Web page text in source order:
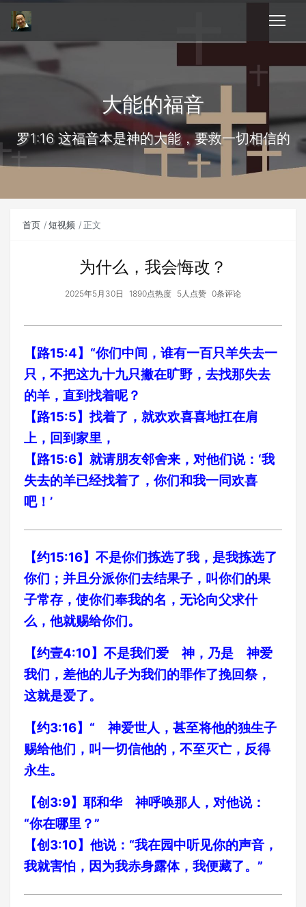
大能的福音
罗1:16 这福音本是神的大能，要救一切相信的
首页 短视频 正文
为什么，我会悔改？
2025年5月30日 1890点热度 5人点赞 0条评论
【路15:4】“你们中间，谁有一百只羊失去一
只，不把这九十九只撇在旷野，去找那失去
的羊，直到找着呢？
【路15:5】找着了，就欢欢喜喜地扛在肩
上，回到家里，
【路15:6】就请朋友邻舍来，对他们说：‘我
失去的羊已经找着了，你们和我一同欢喜
吧！’
【约15:16】不是你们拣选了我，是我拣选了
你们；并且分派你们去结果子，叫你们的果
子常存，使你们奉我的名，无论向父求什
么，他就赐给你们。
【约壹4:10】不是我们爱 神，乃是 神爱
我们，差他的儿子为我们的罪作了挽回祭，
这就是爱了。
【约3:16】“ 神爱世人，甚至将他的独生子
赐给他们，叫一切信他的，不至灭亡，反得
永生。
【创3:9】耶和华 神呼唤那人，对他说：
“你在哪里？”
【创3:10】他说：“我在园中听见你的声音，
我就害怕，因为我赤身露体，我便藏了。”